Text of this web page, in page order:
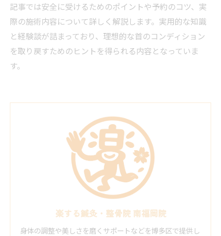
記事では安全に受けるためのポイントや予約のコツ、実
際の施術内容について詳しく解説します。実用的な知識
と経験談が詰まっており、理想的な首のコンディション
を取り戻すためのヒントを得られる内容となっていま
す。
楽する鍼灸・整骨院 南福岡院
身体の調整や美しさを磨くサポートなどを博多区で提供し